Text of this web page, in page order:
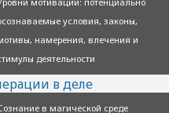
условия, законы,
намерения, влечения и
деятельности
в деле
в магической среде